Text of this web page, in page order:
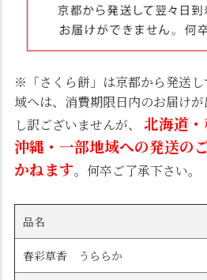
※「さくら餅」は京都から発送
域へは、消費期限日内のお届け
し訳ございませんが、 北海道・
沖縄・一部地域への発送の
かねます。何卒ご了承下さい。
品名
春彩草香 うららか